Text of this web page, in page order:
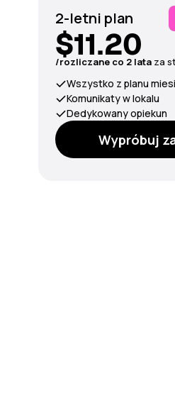
2-letni plan
$11.20
/rozliczane co 2 lata za
Wszystko z planu
Komunikaty w lokalu
Dedykowany opiekun
Wypróbuj